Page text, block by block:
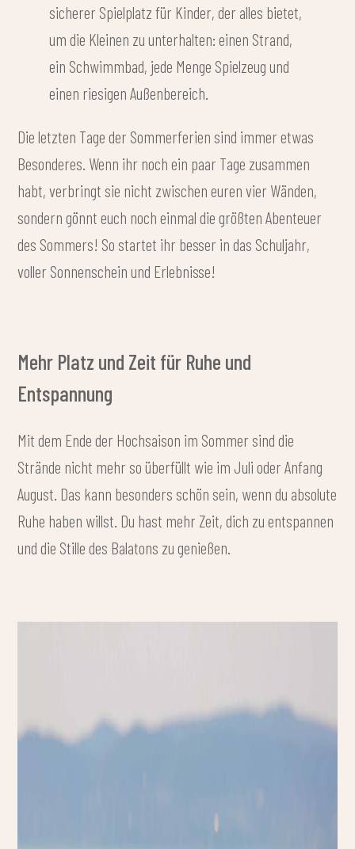
sicherer Spielplatz für Kinder, der alles bietet,
um die Kleinen zu unterhalten: einen Strand,
ein Schwimmbad, jede Menge Spielzeug und
einen riesigen Außenbereich.
Die letzten Tage der Sommerferien sind immer etwas
Besonderes. Wenn ihr noch ein paar Tage zusammen
habt, verbringt sie nicht zwischen euren vier Wänden,
sondern gönnt euch noch einmal die größten Abenteuer
des Sommers! So startet ihr besser in das Schuljahr,
voller Sonnenschein und Erlebnisse!
Mehr Platz und Zeit für Ruhe und
Entspannung
Mit dem Ende der Hochsaison im Sommer sind die
Strände nicht mehr so überfüllt wie im Juli oder Anfang
August. Das kann besonders schön sein, wenn du absolute
Ruhe haben willst. Du hast mehr Zeit, dich zu entspannen
und die Stille des Balatons zu genießen.